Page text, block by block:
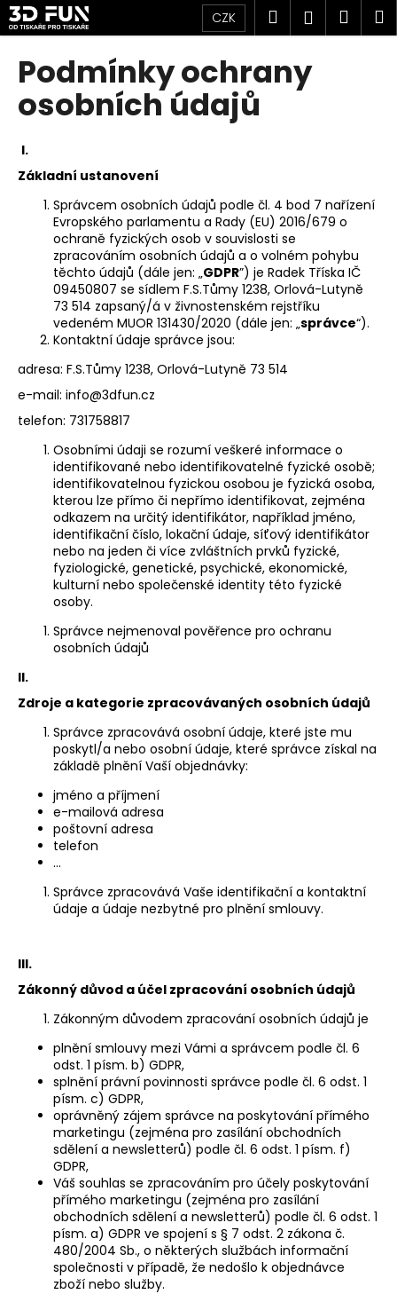
Přejít
na
obsah
CZK Hledat
Podmínky ochrany
osobních údajů
I.
Základní ustanovení
Správcem osobních údajů podle čl. 4 bod 7 nařízení
Evropského parlamentu a Rady (EU) 2016/679 o
ochraně fyzických osob v souvislosti se
zpracováním osobních údajů a o volném pohybu
těchto údajů (dále jen: „GDPR”) je Radek Tříska IČ
09450807 se sídlem F.S.Tůmy 1238, Orlová-Lutyně
73 514 zapsaný/á v živnostenském rejstříku
vedeném MUOR 131430/2020 (dále jen: „správce“).
Kontaktní údaje správce jsou:
adresa: F.S.Tůmy 1238, Orlová-Lutyně 73 514
e-mail: info@3dfun.cz
telefon: 731758817
Osobními údaji se rozumí veškeré informace o
identifikované nebo identifikovatelné fyzické osobě;
identifikovatelnou fyzickou osobou je fyzická osoba,
kterou lze přímo či nepřímo identifikovat, zejména
odkazem na určitý identifikátor, například jméno,
identifikační číslo, lokační údaje, síťový identifikátor
nebo na jeden či více zvláštních prvků fyzické,
fyziologické, genetické, psychické, ekonomické,
kulturní nebo společenské identity této fyzické
osoby.
Správce nejmenoval pověřence pro ochranu
osobních údajů
II.
Zdroje a kategorie zpracovávaných osobních údajů
Správce zpracovává osobní údaje, které jste mu
poskytl/a nebo osobní údaje, které správce získal na
základě plnění Vaší objednávky:
jméno a příjmení
e-mailová adresa
poštovní adresa
telefon
…
Správce zpracovává Vaše identifikační a kontaktní
údaje a údaje nezbytné pro plnění smlouvy.
III.
Zákonný důvod a účel zpracování osobních údajů
Zákonným důvodem zpracování osobních údajů je
plnění smlouvy mezi Vámi a správcem podle čl. 6
odst. 1 písm. b) GDPR,
splnění právní povinnosti správce podle čl. 6 odst. 1
písm. c) GDPR,
oprávněný zájem správce na poskytování přímého
marketingu (zejména pro zasílání obchodních
sdělení a newsletterů) podle čl. 6 odst. 1 písm. f)
GDPR,
Váš souhlas se zpracováním pro účely poskytování
přímého marketingu (zejména pro zasílání
obchodních sdělení a newsletterů) podle čl. 6 odst. 1
písm. a) GDPR ve spojení s § 7 odst. 2 zákona č.
480/2004 Sb., o některých službách informační
společnosti v případě, že nedošlo k objednávce
zboží nebo služby.
K
o
C
o
p
o
t
e
n
a
D
o